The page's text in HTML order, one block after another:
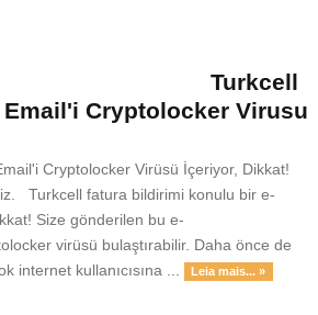
Turkcell
Cryptolocker Virusu
Cryptolocker Virüsü İçeriyor, Dikkat!
Turkcell fatura bildirimi konulu bir e-
Size gönderilen bu e-
virüsü bulaştırabilir. Daha önce de
internet kullanıcısına ...
Leia mais... »